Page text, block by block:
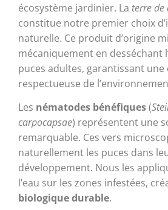
écosystème jardinier. La terre de
constitue notre premier choix
naturelle. Ce produit d’origine
mécaniquement en desséchant
puces adultes, garantissant une
respectueuse de
Les nématodes bénéfiques(
carpocapsae) représentent une
remarquable. Ces vers
naturellement les puces dans
développement. Nous les
l’eau sur les zones infestées,
biologique durable.